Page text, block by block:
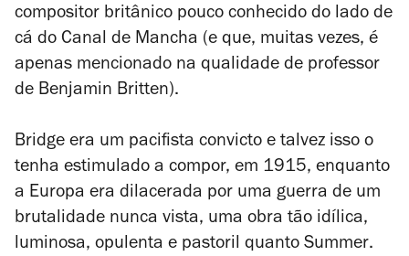
compositor britânico pouco conhecido do lado de
cá do Canal de Mancha (e que, muitas vezes, é
apenas mencionado na qualidade de professor
de Benjamin Britten).
Bridge era um pacifista convicto e talvez isso o
tenha estimulado a compor, em 1915, enquanto
a Europa era dilacerada por uma guerra de um
brutalidade nunca vista, uma obra tão idílica,
luminosa, opulenta e pastoril quanto Summer.